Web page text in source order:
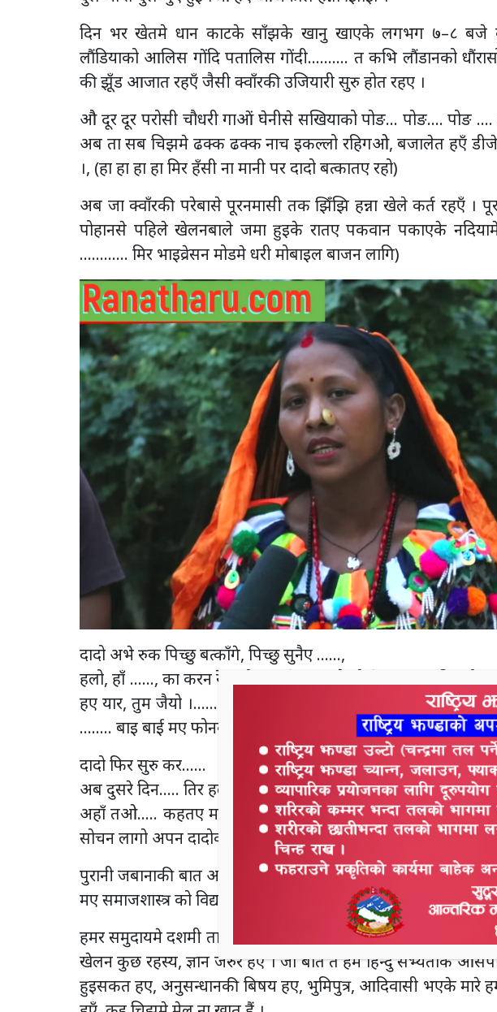
दिन भर खेतमे धान काटके साँझके खानु खाएके लगभग ७–८ बजे
लौंडियाको आलिस गोंदि पतालिस गोंदी………. त कभि लौंडानको
की झूँड आजात रहएँ जैसी क्वाँरकी उजियारी सुरु होत रहए ।
औ दूर दूर परोसी चौधरी गाओं घेनीसे सखियाको पोङ… पोङ…. पोङ
अब ता सब चिझमे ढक्क ढक्क नाच इकल्लो रहिगओ, बजालेत हएँ
।, (हा हा हा हा मिर हँसी ना मानी पर दादो बत्कातए रहो)
अब जा क्वाँरकी परेबासे पूरनमासी तक झिँझि हन्ना खेले कर्त रहएँ ।
पोहानसे पहिले खेलनबाले जमा हुइके रातए पकवान पकाएके नदियामे
………… मिर भाइव्रेसन मोडमे धरी मोबाइल बाजन लागि)
दादो अभे रुक पिच्छु बत्काँगे, पिच्छु सुनैए ……,
हलो, हाँ ……, का करन रे इत्नो रात, मेला….. कैसो मेला, अक्षा, मिर
हए यार, तुम जैयो ।…….. ना यार, मए आज धान काटके सेहरो फिर हौं,
…….. बाइ बाई मए फोनकी बात जल्दी निभटादओ ।
दादो फिर सुरु कर……
अब दुसरे दिन….. तिर हलो बारे सँगी बात कट्बादैं अब तहूँ जा पढ……
अहाँ तओ….. कहतए मए अपन पढाइकी बुक खोलनसे पहिले फेसबुक
सोचन लागो अपन दादोकी बात,
पुरानी जबानाकी बात अन्सुनी दसतान सुन्त हानी लागत रहए । औ
मए समाजशास्त्र को विद्यार्थी समाजिक परिवर्तन के बारेमे सोचन लागो ।
हमर समुदायमे दशमी ता ना मान्त हएँ, पर ठीक्क दशमीको घटस्थापनासे
खेलन कुछ रहस्य, ज्ञान जरुर हए । जा बात त हम हिन्दु सभ्यताके
हुइसकत हए, अनुसन्धानकी बिषय हए, भुमिपुत्र, आदिवासी भएके मारे